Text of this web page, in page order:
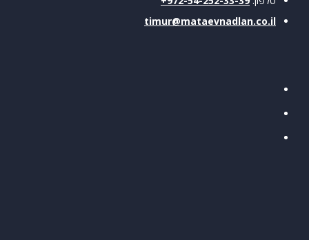
timur@mataevnadlan.co.il